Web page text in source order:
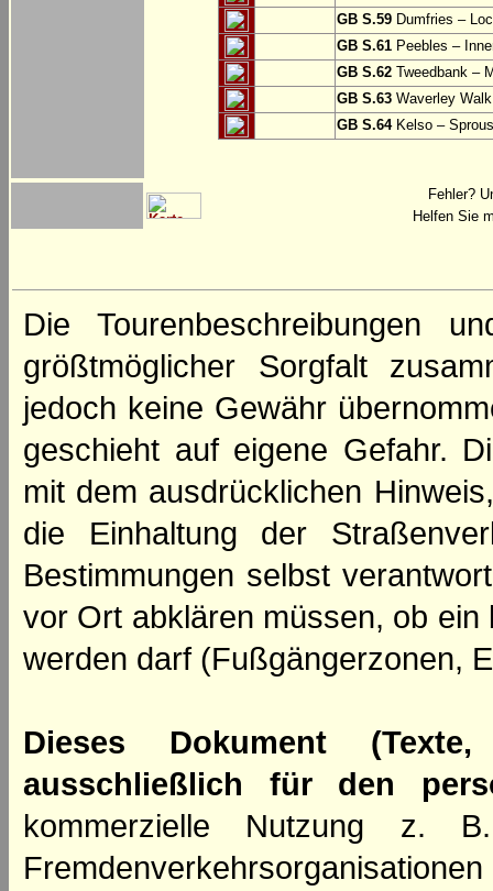
GB S.59 Dumfries –
GB S.61 Peebles –
GB S.62 Tweedbank –
GB S.63 Waverley
GB S.64Kelso –
Fehler?
Helfen Sie
Die Tourenbeschreibungen
größtmöglicher Sorgfalt
jedoch keine Gewähr
geschieht auf eigene Gefahr.
mit dem ausdrücklichen
die Einhaltung der
Bestimmungen selbst
vor Ort abklären müssen, ob
werden darf (Fußgängerzonen,
Dieses Dokument
ausschließlich für den
kommerzielle Nutzung z.